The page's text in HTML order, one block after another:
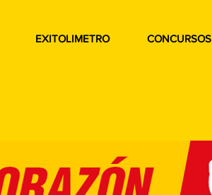
EXITOLIMETRO CONCURSOS